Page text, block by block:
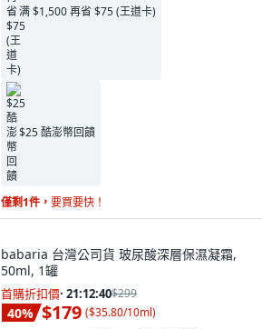
满 $1,500 再省 $75 (王道卡)
$25 酷澎幣回饋
僅剩1件， 要買要快！
babaria 台灣公司貨 玻尿酸深層保濕凝霜,
50ml, 1罐
首購折扣價· 21:12:39$299
40% $179 ($35.80/10ml)